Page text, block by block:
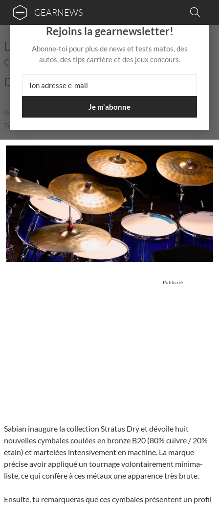
GEARNEWS
La collection Stratus Dry débarque
chez Sabian
Du nouveau chez Sabian !
04 Juin |
Temps de lecture: 1 min
Publicité
Sabian inaugure la collection Stratus Dry et dévoile huit
nouvelles cymbales coulées en bronze B20 (80% cuivre / 20%
étain) et marte­lées inten­si­ve­ment en machine. La marque
précise avoir appliqué un tour­nage volontairement mini­ma­
liste, ce qui confère à ces métaux une appa­rence très brute.
Ensuite, tu remarqueras que ces cymbales présentent un profil
×
Rejoins la gearnewsletter!
Abonne-toi pour plus de news et tests matos, des
autos, des tips carrière et des jeux concours.
Je m'abonne